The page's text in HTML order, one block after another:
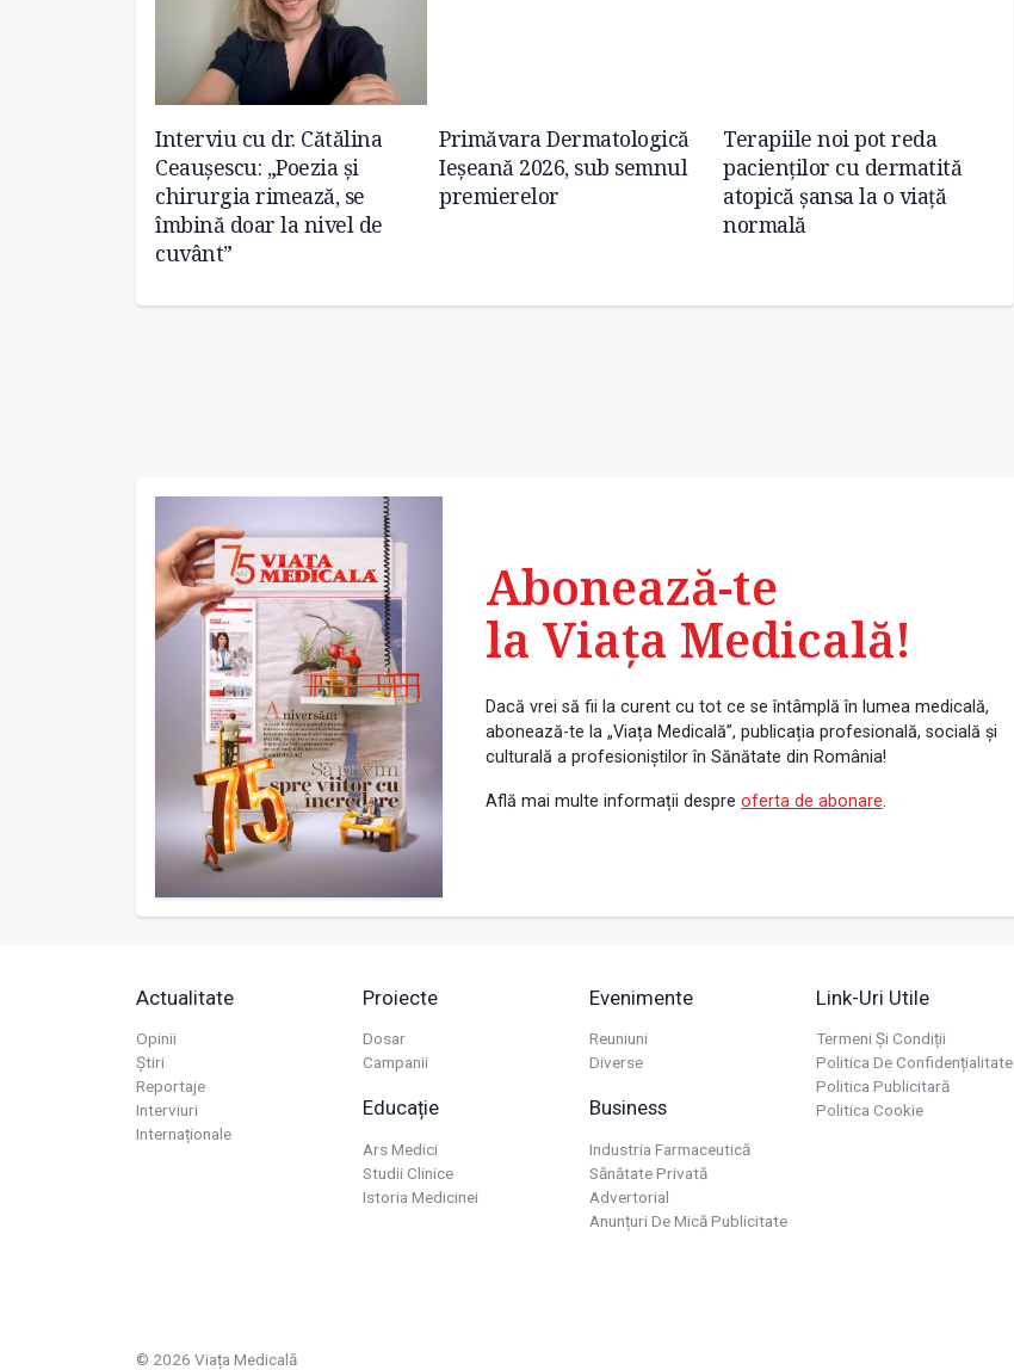
Interviu cu dr. Cătălina
Ceaușescu: „Poezia și
chirurgia rimează, se
îmbină doar la nivel de
cuvânt”
Primăvara Dermatologică
Ieșeană 2026, sub semnul
premierelor
Terapiile noi pot reda
pacienților cu dermatită
atopică șansa la o viață
normală
Abonează-te
la Viața Medicală!
Dacă vrei să fii la curent cu tot ce se întâmplă în lumea medicală,
abonează-te la „Viața Medicală”, publicația profesională, socială și
culturală a profesioniștilor în Sănătate din România!
Află mai multe informații despre oferta de abonare.
Actualitate
Opinii
Știri
Reportaje
Interviuri
Internaționale
Proiecte
Dosar
Campanii
Educație
Ars Medici
Studii Clinice
Istoria Medicinei
Evenimente
Reuniuni
Diverse
Business
Industria Farmaceutică
Sănătate Privată
Advertorial
Anunțuri De Mică Publicitate
Link-Uri Utile
Termeni Și Condiții
Politica De Confidențialitate
Politica Publicitară
Politica Cookie
© 2026 Viața Medicală